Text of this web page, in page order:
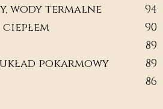
wody termalne
94
90
89
pokarmowy
89
86